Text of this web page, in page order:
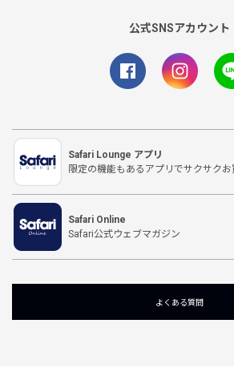
公式SNSアカウント
Safari Lounge アプリ
限定の機能もあるアプリでサクサクお
Safari Online
Safari公式ウェブマガジン
よくある質問